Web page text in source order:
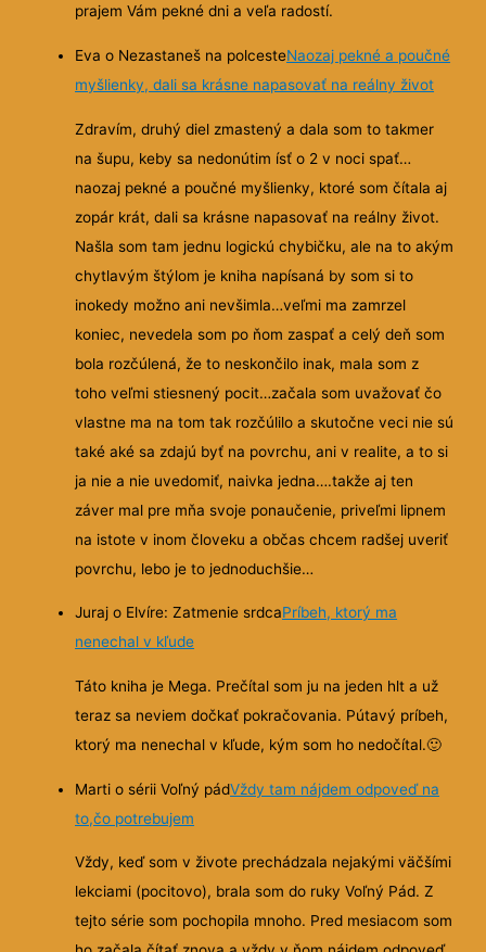
prajem Vám pekné dni a veľa radostí.
Eva o Nezastaneš na polcesteNaozaj pekné a poučné
myšlienky, dali sa krásne napasovať na reálny život
Zdravím, druhý diel zmastený a dala som to takmer
na šupu, keby sa nedonútim ísť o 2 v noci spať…
naozaj pekné a poučné myšlienky, ktoré som čítala aj
zopár krát, dali sa krásne napasovať na reálny život.
Našla som tam jednu logickú chybičku, ale na to akým
chytlavým štýlom je kniha napísaná by som si to
inokedy možno ani nevšimla…veľmi ma zamrzel
koniec, nevedela som po ňom zaspať a celý deň som
bola rozčúlená, že to neskončilo inak, mala som z
toho veľmi stiesnený pocit…začala som uvažovať čo
vlastne ma na tom tak rozčúlilo a skutočne veci nie sú
také aké sa zdajú byť na povrchu, ani v realite, a to si
ja nie a nie uvedomiť, naivka jedna….takže aj ten
záver mal pre mňa svoje ponaučenie, priveľmi lipnem
na istote v inom človeku a občas chcem radšej uveriť
povrchu, lebo je to jednoduchšie…
Juraj o Elvíre: Zatmenie srdcaPríbeh, ktorý ma
nenechal v kľude
Táto kniha je Mega. Prečítal som ju na jeden hlt a už
teraz sa neviem dočkať pokračovania. Pútavý príbeh,
ktorý ma nenechal v kľude, kým som ho nedočítal.🙂
Marti o sérii Voľný pádVždy tam nájdem odpoveď na
to,čo potrebujem
Vždy, keď som v živote prechádzala nejakými väčšími
lekciami (pocitovo), brala som do ruky Voľný Pád. Z
tejto série som pochopila mnoho. Pred mesiacom som